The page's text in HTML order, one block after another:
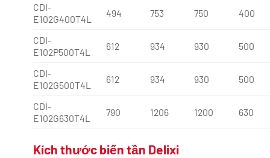
CDI-
E102G400T4L
494 753 750 400
CDI-
E102P500T4L
612 934 930 500
CDI-
E102G500T4L
612 934 930 500
CDI-
E102G630T4L
790 1206 1200 630
Kích thước biến tần Delixi